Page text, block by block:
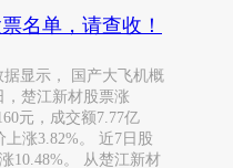
名单，请查收！
显示， 国产大飞机概
，楚江新材股票涨
元，成交额7.77亿
上涨3.82%。 近7日股
10.48%。 从楚江新材